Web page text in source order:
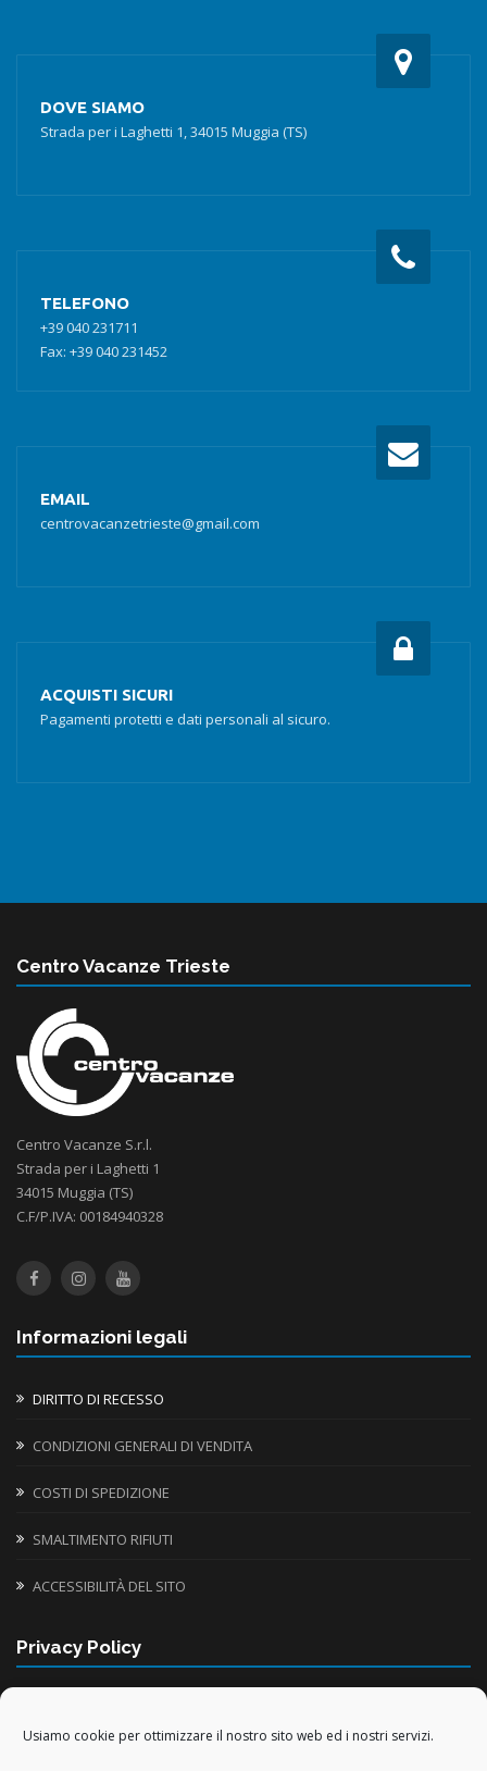
Usiamo cookie per ottimizzare il nostro sito web ed i nostri servizi.
DOVE SIAMO
Strada per i Laghetti 1, 34015 Muggia (TS)
TELEFONO
+39 040 231711
Fax: +39 040 231452
EMAIL
centrovacanzetrieste@gmail.com
ACQUISTI SICURI
Pagamenti protetti e dati personali al sicuro.
Centro Vacanze Trieste
Centro Vacanze S.r.l.
Strada per i Laghetti 1
34015 Muggia (TS)
C.F/P.IVA: 00184940328
Informazioni legali
DIRITTO DI RECESSO
CONDIZIONI GENERALI DI VENDITA
COSTI DI SPEDIZIONE
SMALTIMENTO RIFIUTI
ACCESSIBILITÀ DEL SITO
Privacy Policy